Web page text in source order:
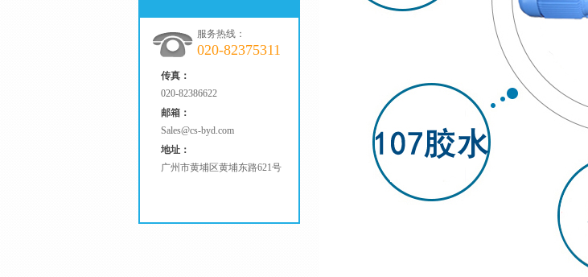
服务热线：
020-82375311
传真：
020-82386622
邮箱：
Sales@cs-byd.com
地址：
广州市黄埔区黄埔东路621号